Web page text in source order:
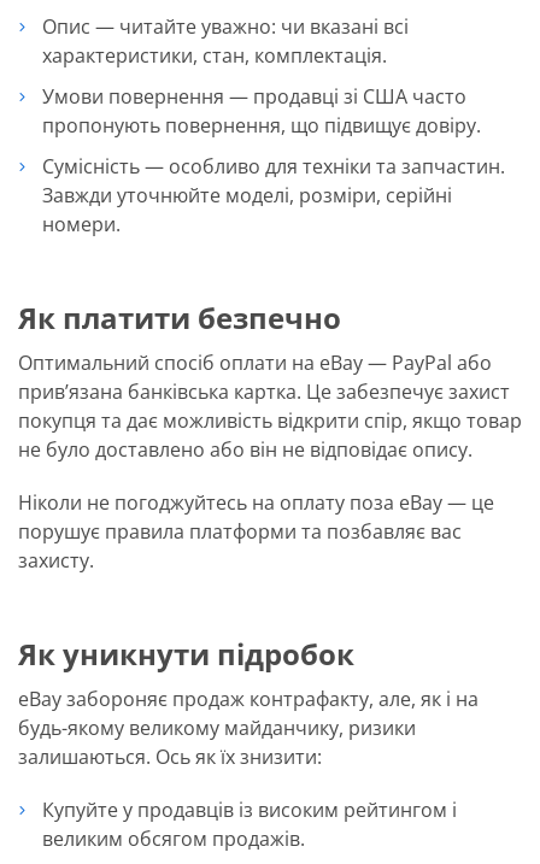
Опис — читайте уважно: чи вказані всі
характеристики, стан, комплектація.
Умови повернення — продавці зі США часто
пропонують повернення, що підвищує довіру.
Сумісність — особливо для техніки та запчастин.
Завжди уточнюйте моделі, розміри, серійні
номери.
Як платити безпечно
Оптимальний спосіб оплати на eBay — PayPal або
прив’язана банківська картка. Це забезпечує захист
покупця та дає можливість відкрити спір, якщо товар
не було доставлено або він не відповідає опису.
Ніколи не погоджуйтесь на оплату поза eBay — це
порушує правила платформи та позбавляє вас
захисту.
Як уникнути підробок
eBay забороняє продаж контрафакту, але, як і на
будь-якому великому майданчику, ризики
залишаються. Ось як їх знизити:
Купуйте у продавців із високим рейтингом і
великим обсягом продажів.